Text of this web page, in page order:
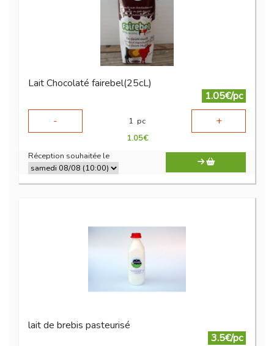
Lait Chocolaté fairebel(25cL)
1.05€/pc
-
1 pc +
1.05€
Réception souhaitée le
lait de brebis pasteurisé
3.5€/pc